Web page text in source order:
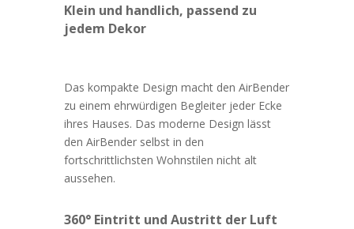
Klein und handlich, passend zu
jedem Dekor
Das kompakte Design macht den AirBender
zu einem ehrwürdigen Begleiter jeder Ecke
ihres Hauses. Das moderne Design lässt
den AirBender selbst in den
fortschrittlichsten Wohnstilen nicht alt
aussehen.
360° Eintritt und Austritt der Luft